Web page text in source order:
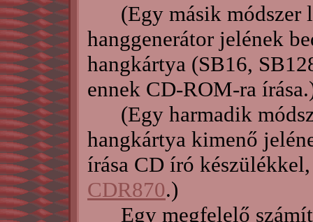
(Egy másik módszer
hanggenerátor jelének
hangkártya (SB16,
ennek CD-ROM-ra
(Egy harmadik
hangkártya kimenő
írása CD író
CDR870.)
Egy megfelelő